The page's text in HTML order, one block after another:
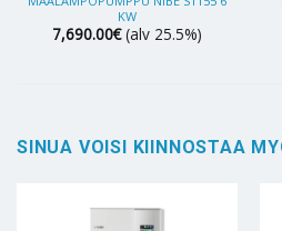
KW
7,690.00€ (alv 25.5%)
SINUA VOISI KIINNOSTAA